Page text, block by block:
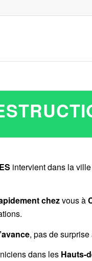
intervient dans la
chezvous à
, pas de
dans les Hauts-